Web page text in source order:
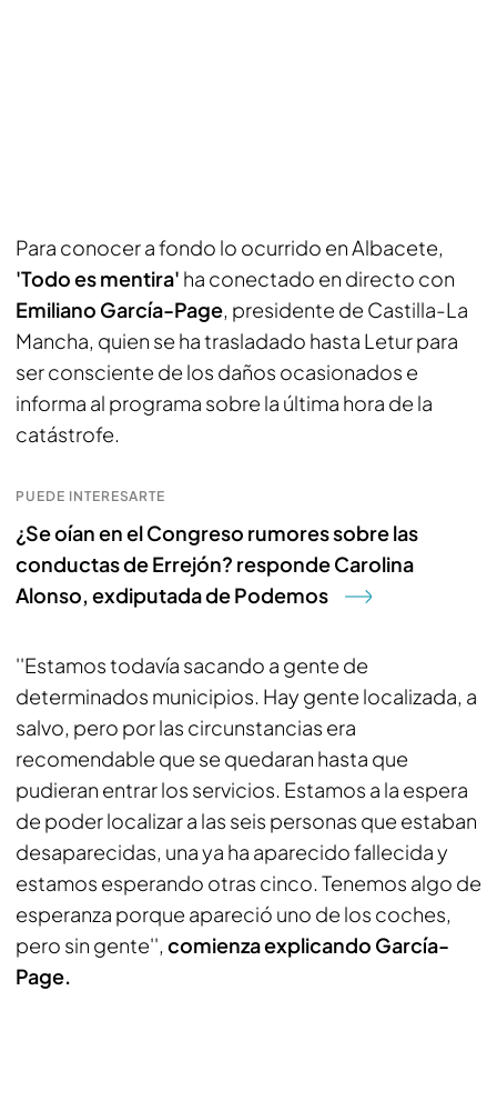
Para conocer a fondo lo ocurrido en Albacete,
'Todo es mentira' ha conectado en directo con
Emiliano García-Page, presidente de Castilla-La
Mancha, quien se ha trasladado hasta Letur para
ser consciente de los daños ocasionados e
informa al programa sobre la última hora de la
catástrofe.
PUEDE INTERESARTE
¿Se oían en el Congreso rumores sobre las
conductas de Errejón? responde Carolina
Alonso, exdiputada de Podemos
''Estamos todavía sacando a gente de
determinados municipios. Hay gente localizada, a
salvo, pero por las circunstancias era
recomendable que se quedaran hasta que
pudieran entrar los servicios. Estamos a la espera
de poder localizar a las seis personas que estaban
desaparecidas, una ya ha aparecido fallecida y
estamos esperando otras cinco. Tenemos algo de
esperanza porque apareció uno de los coches,
pero sin gente'', comienza explicando García-
Page.